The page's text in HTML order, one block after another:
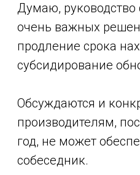
Думаю, руководство
очень важных
продление срока
субсидирование
Обсуждаются и
производителям,
год, не может
собеседник.